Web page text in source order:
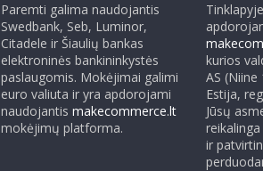
Paremti galima naudojantis
Swedbank, Seb, Luminor,
Citadele ir Šiaulių bankas
elektroninės bankininkystės
paslaugomis. Mokėjimai galimi
euro valiuta ir yra apdorojami
naudojantis makecommerce.lt
mokėjimų platforma.
kurios
AS (Niine
Estija,
Jūsų
ir